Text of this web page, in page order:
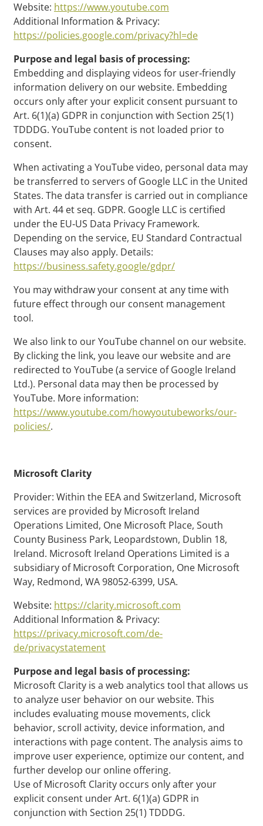
Website: https://www.youtube.com
Additional Information & Privacy:
https://policies.google.com/privacy?hl=de
Purpose and legal basis of processing:
Embedding and displaying videos for user‑friendly
information delivery on our website. Embedding
occurs only after your explicit consent pursuant to
Art. 6(1)(a) GDPR in conjunction with Section 25(1)
TDDDG. YouTube content is not loaded prior to
consent.
When activating a YouTube video, personal data may
be transferred to servers of Google LLC in the United
States. The data transfer is carried out in compliance
with Art. 44 et seq. GDPR. Google LLC is certified
under the EU‑US Data Privacy Framework.
Depending on the service, EU Standard Contractual
Clauses may also apply. Details:
https://business.safety.google/gdpr/
You may withdraw your consent at any time with
future effect through our consent management
tool.
We also link to our YouTube channel on our website.
By clicking the link, you leave our website and are
redirected to YouTube (a service of Google Ireland
Ltd.). Personal data may then be processed by
YouTube. More information:
https://www.youtube.com/howyoutubeworks/our-
policies/.
Microsoft Clarity
Provider: Within the EEA and Switzerland, Microsoft
services are provided by Microsoft Ireland
Operations Limited, One Microsoft Place, South
County Business Park, Leopardstown, Dublin 18,
Ireland. Microsoft Ireland Operations Limited is a
subsidiary of Microsoft Corporation, One Microsoft
Way, Redmond, WA 98052‑6399, USA.
Website: https://clarity.microsoft.com
Additional Information & Privacy:
https://privacy.microsoft.com/de-
de/privacystatement
Purpose and legal basis of processing:
Microsoft Clarity is a web analytics tool that allows us
to analyze user behavior on our website. This
includes evaluating mouse movements, click
behavior, scroll activity, device information, and
interactions with page content. The analysis aims to
improve user experience, optimize our content, and
further develop our online offering.
Use of Microsoft Clarity occurs only after your
explicit consent under Art. 6(1)(a) GDPR in
conjunction with Section 25(1) TDDDG.